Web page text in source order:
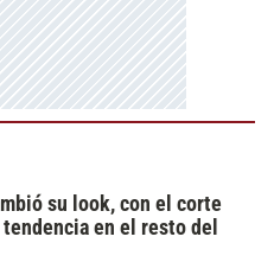
su look, con el corte
en el resto del